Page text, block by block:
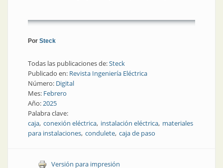
Por Steck
Todas las publicaciones de:Steck
Publicado en: Revista Ingeniería Eléctrica
Número: Digital
Mes: Febrero
Año:2025
Palabra clave:
caja conexión eléctrica instalación eléctrica materiales
para instalaciones condulete caja de paso
Versión para impresión